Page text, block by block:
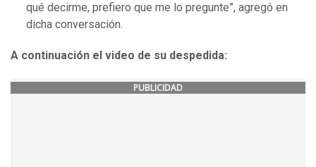
qué decirme, prefiero que me lo pregunte”, agregó en
dicha conversación.
A continuación el video de su despedida:
PUBLICIDAD